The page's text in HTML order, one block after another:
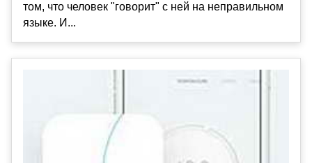
том, что человек "говорит" с ней на неправильном
языке. И...